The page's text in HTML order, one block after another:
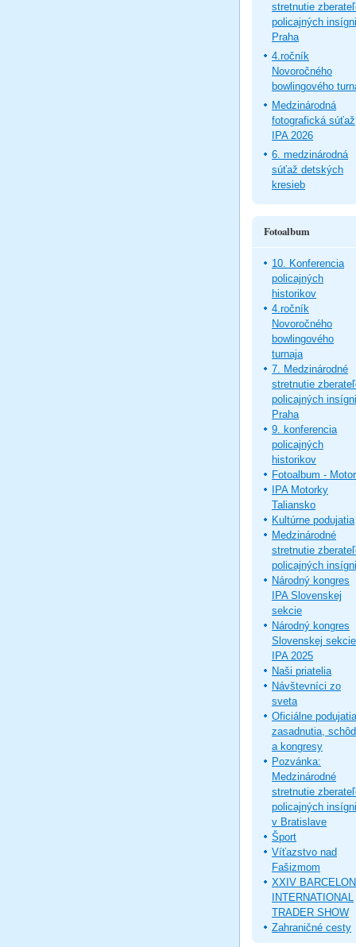
stretnutie
policajných
Praha
4.ročník
Novoročného
bowlingového
Medzinárodná
fotografická súťaž
IPA 2026
6. medzinárodná
súťaž detských
kresieb
Fotoalbum
10. Konferencia
policajných
historikov
4.ročník
Novoročného
bowlingového
turnaja
7. Medzinárodné
stretnutie
policajných
Praha
9. konferencia
policajných
historikov
Fotoalbum -
IPA Motorky
Taliansko
Kultúrne podujatia
Medzinárodné
stretnutie
policajných
Národný kongres
IPA Slovenskej
sekcie
Národný kongres
Slovenskej sekcie
IPA 2025
Naši priatelia
Návštevníci zo
sveta
Oficiálne
zasadnutia,
a kongresy
Pozvánka:
Medzinárodné
stretnutie
policajných
v Bratislave
Šport
Víťazstvo nad
Fašizmom
XXIV
INTERNATIONAL
TRADER SHOW
Zahraničné cesty